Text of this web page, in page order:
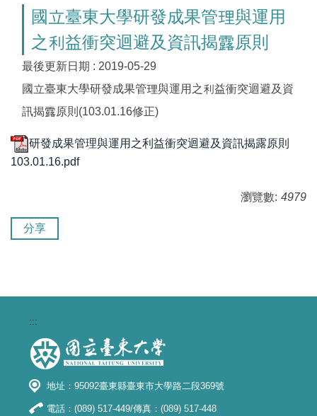
國立臺東大學研發成果管理與運用
之利益衝突迴避及資訊揭露原則
最後更新日期 : 2019-05-29
國立臺東大學研發成果管理與運用之利益衝突迴避及資
訊揭露原則(103.01.16修正)
研發成果管理與運用之利益衝突迴避及資訊揭露原則
103.01.16.pdf
瀏覽數: 4979
分享
:::
地址：95092臺東縣臺東市大學路二段369號
電話：(089) 517-449/傳真：(089) 517-448